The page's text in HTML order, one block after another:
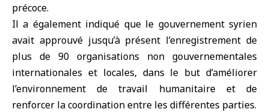
précoce.
Il a également indiqué que le gouvernement syrien
avait approuvé jusqu’à présent l’enregistrement de
plus de 90 organisations non gouvernementales
internationales et locales, dans le but d’améliorer
l’environnement de travail humanitaire et de
renforcer la coordination entre les différentes parties.